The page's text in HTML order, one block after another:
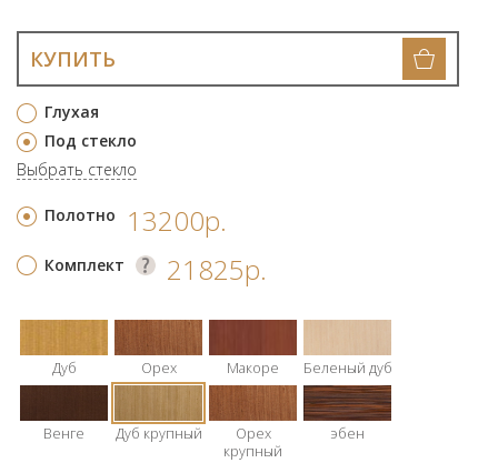
Глухая
Под стекло
Выбрать стекло
КУПИТЬ
Полотно 13200р.
Комплект 21825р.
Дуб Орех Макоре Беленый дуб
Венге Дуб крупный
Орех
крупный
эбен